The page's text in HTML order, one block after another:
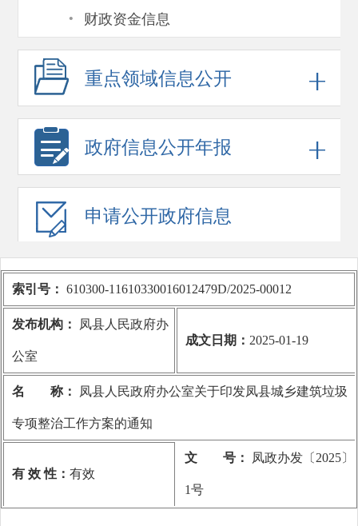
· 财政资金信息
重点领域信息公开
政府信息公开年报
申请公开政府信息
索引号： 610300-11610330016012479D/2025-00012
发布机构： 凤县人民政府办
公室
成文日期： 2025-01-19
名 称： 凤县人民政府办公室关于印发凤县城乡建筑垃圾
专项整治工作方案的通知
有 效 性： 有效
文 号： 凤政办发〔2025〕
1号